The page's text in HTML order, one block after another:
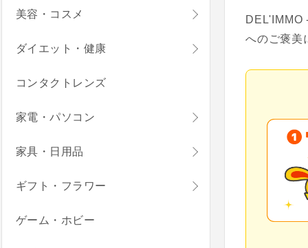
DEL'IMMO
へのご褒美
美容・コスメ
ダイエット・健康
コンタクトレンズ
家電・パソコン
家具・日用品
ギフト・フラワー
ゲーム・ホビー